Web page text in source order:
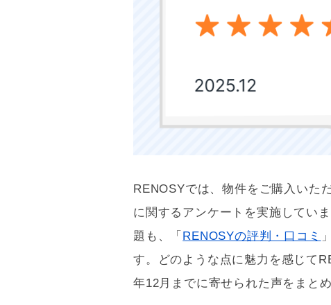
RENOSYでは、物件をご購入いた
に関するアンケートを実施してい
題も、「 RENOSYの評判・口コミ
す。どのような点に魅力を感じて
年12月までに寄せられた声をまと